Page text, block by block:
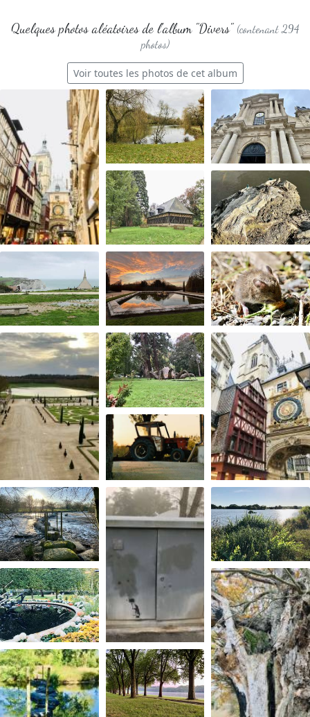
Quelques photos aléatoires de l'album "Divers" (contenant 294
photos)
Voir toutes les photos de cet album